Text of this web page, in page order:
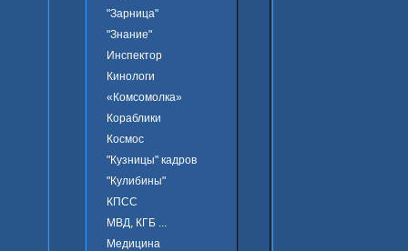
"Зарница"
"Знание"
Инспектор
Кинологи
«Комсомолка»
Кораблики
Космос
"Кузницы" кадров
"Кулибины"
КПСС
МВД, КГБ ...
Медицина